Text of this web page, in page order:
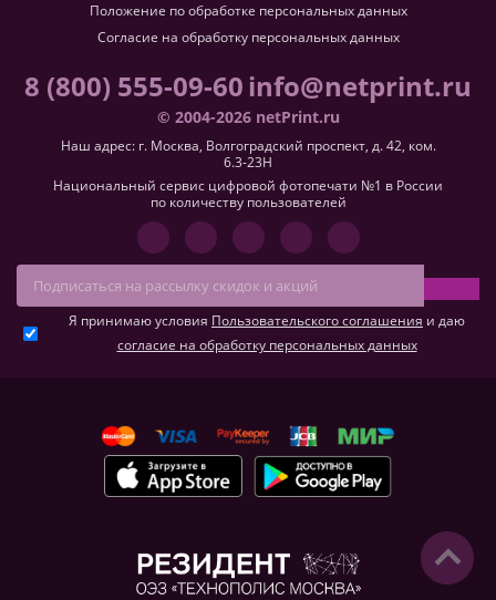
Положение по обработке персональных данных
Согласие на обработку персональных данных
8 (800) 555-09-60info@netprint.ru
© 2004-2026 netPrint.ru
Наш адрес: г. Москва, Волгоградский проспект, д. 42, ком.
6.3-23H
Национальный сервис цифровой фотопечати №1 в России
по количеству пользователей
Я принимаю условия Пользовательского соглашения и даю
согласие на обработку персональных данных